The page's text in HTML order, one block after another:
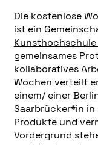
Die kostenlose
ist ein
gemeinsames
kollaboratives
Wochen verteilt
einem/ einer
Saarbrücker*in in
Produkte und
Vordergrund